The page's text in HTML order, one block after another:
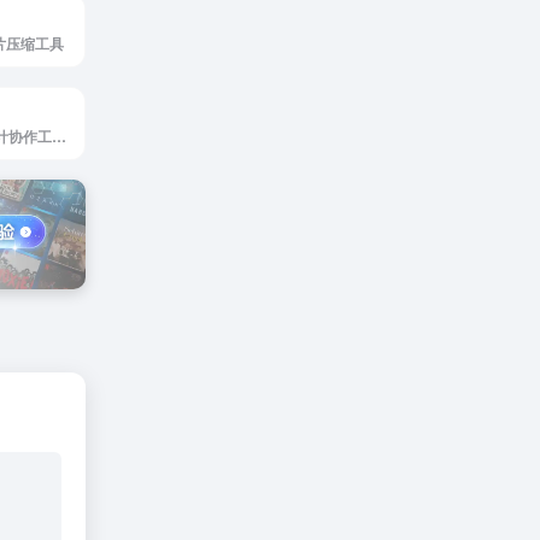
压缩工具
Pixso是一体化设计协作工具，助力产研设团队